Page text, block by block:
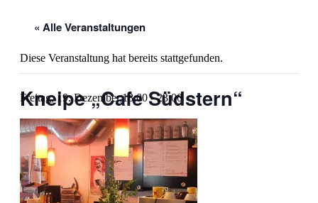
« Alle Veranstaltungen
Diese Veranstaltung hat bereits stattgefunden.
Kneipe „Cafe Südstern“
Freitag, 19. Dezember,18:00-23:00